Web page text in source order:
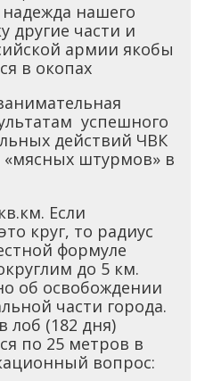
надежда нашего
другие части и
армии якобы
в окопах
успешного
действий ЧВК
«мясных штурмов» в
Если
круг, то радиус
формуле
до 5 км.
об освобождении
части города.
лоб (182 дня)
по 25 метров в
вопрос: